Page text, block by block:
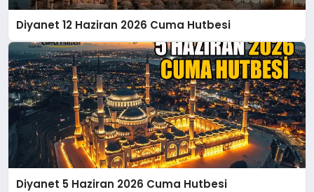
Diyanet 12 Haziran 2026 Cuma Hutbesi
Diyanet 5 Haziran 2026 Cuma Hutbesi